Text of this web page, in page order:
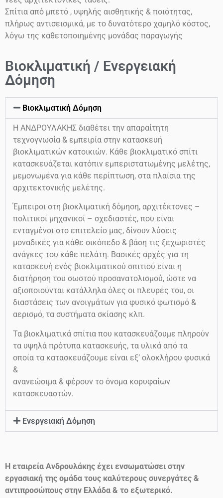
Σπίτια από μπετό , υψηλής αισθητικής & ποιότητας,
πλήρως αντισεισμικά, με το δυνατότερο χαμηλό κόστος,
λόγω της καθετοποιημένης μονάδας παραγωγής
Βιοκλιματική / Ενεργειακή
Δόμηση
Βιοκλιματική Δόμηση
Η ΑΝΔΡΟΥΛΑΚΗΣ διαθέτει την απαραίτητη
τεχνογνωσία & εμπειρία στην κατασκευή
βιοκλιματικών κατοικιών. Κάθε βιοκλιματικό σπίτι
κατασκευάζεται κατόπιν εμπεριστατωμένης μελέτης,
μεμονωμένα για κάθε περίπτωση, στα πλαίσια της
αρχιτεκτονικής μελέτης.
Έμπειροι στη βιοκλιματική δόμηση, αρχιτέκτονες –
πολιτικοί μηχανικοί – σχεδιαστές, που είναι
ενταγμένοι στο επιτελείο μας, δίνουν λύσεις
μοναδικές για κάθε οικόπεδο & βάση τις ξεχωριστές
ανάγκες του κάθε πελάτη. Βασικές αρχές για τη
κατασκευή ενός βιοκλιματικού σπιτιού είναι η
διατήρηση του σωστού προσανατολισμού, ώστε να
αξιοποιούνται κατάλληλα όλες οι πλευρές του, οι
διαστάσεις των ανοιγμάτων για φυσικό φωτισμό &
αερισμό, τα συστήματα σκίασης κλπ.
Τα βιοκλιματικά σπίτια που κατασκευάζουμε πληρούν
τα υψηλά πρότυπα κατασκευής, τα υλικά από τα
οποία τα κατασκευάζουμε είναι εξ’ ολοκλήρου φυσικά
&
ανανεώσιμα & φέρουν το όνομα κορυφαίων
κατασκευαστών.
Ενεργειακή Δόμηση
Η εταιρεία Ανδρουλάκης έχει ενσωματώσει στην
εργασιακή της ομάδα τους καλύτερους συνεργάτες &
αντιπροσώπους στην Ελλάδα & το εξωτερικό.